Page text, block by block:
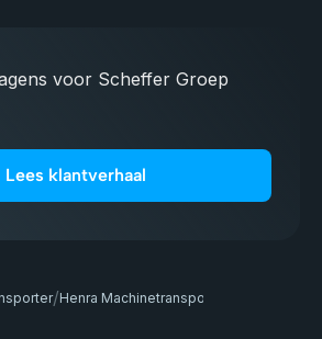
/Henra Machinetransporter tandemasser
voor Scheffer Groep
Lees klantverhaal